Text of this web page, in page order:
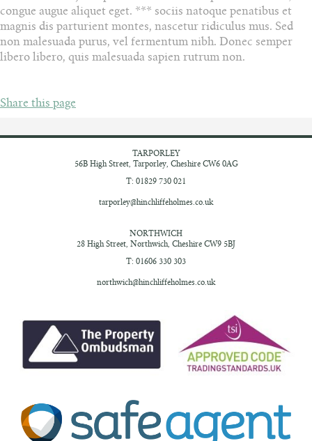
congue augue aliquet eget. *** sociis natoque penatibus et
magnis dis parturient montes, nascetur ridiculus mus. Sed
non malesuada purus, vel fermentum nibh. Donec semper
libero libero, quis malesuada sapien rutrum non.
Share this page
TARPORLEY
56B High Street, Tarporley, Cheshire CW6 0AG
T: 01829 730 021
tarporley@hinchliffeholmes.co.uk
NORTHWICH
28 High Street, Northwich, Cheshire CW9 5BJ
T: 01606 330 303
northwich@hinchliffeholmes.co.uk